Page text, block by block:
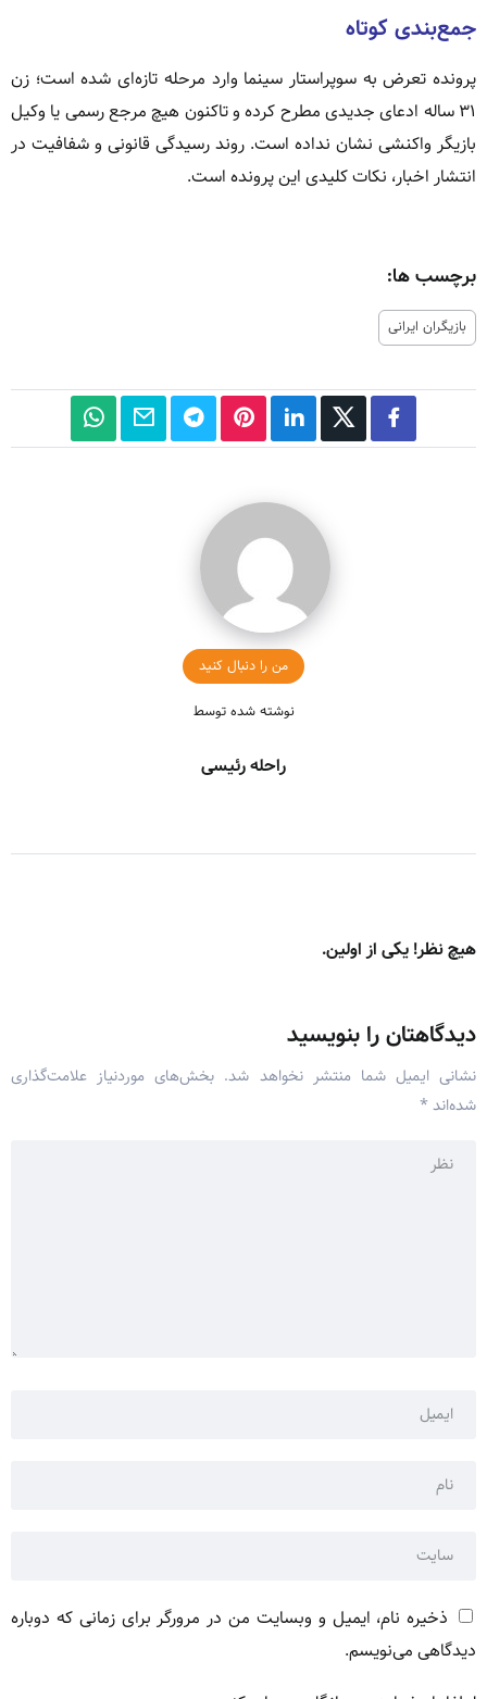
جمع‌بندی کوتاه
پرونده تعرض به سوپراستار سینما وارد مرحله تازه‌ای شده است؛ زن
۳۱ ساله ادعای جدیدی مطرح کرده و تاکنون هیچ مرجع رسمی یا وکیل
بازیگر واکنشی نشان نداده است. روند رسیدگی قانونی و شفافیت در
انتشار اخبار، نکات کلیدی این پرونده است.
برچسب ها:
بازیگران ایرانی
من را دنبال کنید
نوشته شده توسط
راحله رئیسی
هیچ نظر! یکی از اولین.
دیدگاهتان را بنویسید
نشانی ایمیل شما منتشر نخواهد شد. بخش‌های موردنیاز علامت‌گذاری
شده‌اند *
ذخیره نام، ایمیل و وبسایت من در مرورگر برای زمانی که دوباره
دیدگاهی می‌نویسم.